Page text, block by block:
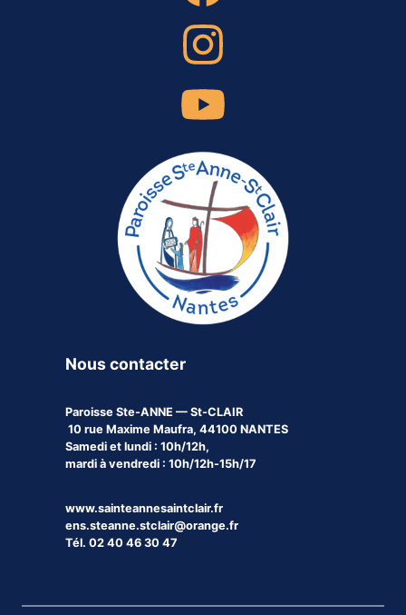
Nous contacter
Paroisse Ste-ANNE — St-CLAIR
10 rue Maxime Maufra, 44100 NANTES
Samedi et lundi : 10h/12h,
mardi à vendredi : 10h/12h-15h/17
www.sainteannesaintclair.fr
ens.steanne.stclair@orange.fr
Tél. 02 40 46 30 47